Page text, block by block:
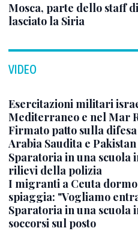
Mosca, parte dello staff
lasciato la Siria
VIDEO
Esercitazioni militari
Mediterraneo e nel Mar
Firmato patto sulla
Arabia Saudita e Pakistan
Sparatoria in una scuola
rilievi della polizia
I migranti a Ceuta
spiaggia: "Vogliamo
Sparatoria in una scuola
soccorsi sul posto